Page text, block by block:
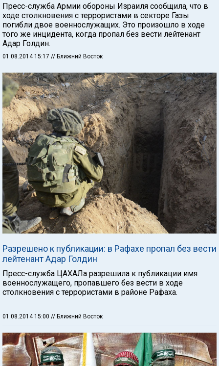
Пресс-служба Армии обороны Израиля сообщила, что в
ходе столкновения с террористами в секторе Газы
погибли двое военнослужащих. Это произошло в ходе
того же инцидента, когда пропал без вести лейтенант
Адар Голдин.
01.08.2014 15:17 // Ближний Восток
Разрешено к публикации: в Рафахе пропал без вести
лейтенант Адар Голдин
Пресс-служба ЦАХАЛа разрешила к публикации имя
военнослужащего, пропавшего без вести в ходе
столкновения с террористами в районе Рафаха.
01.08.2014 15:00 // Ближний Восток